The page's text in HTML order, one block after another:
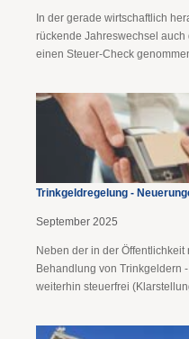
In der gerade wirtschaftlich
rückende Jahreswechsel
einen Steuer-Check
Trinkgeldregelung -
September 2025
Neben der in der
Behandlung von Trinkgeldern
weiterhin steuerfrei